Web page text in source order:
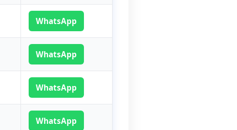
WhatsApp
WhatsApp
WhatsApp
WhatsApp